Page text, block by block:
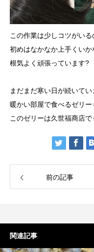
この作業は少しコツがいる
初めはなかなか上手くい
根気よく頑張っています?
まだまだ寒い日が続いてい
暖かい部屋で食べるゼリ
このゼリーは久世福商店
前の記事
関連記事